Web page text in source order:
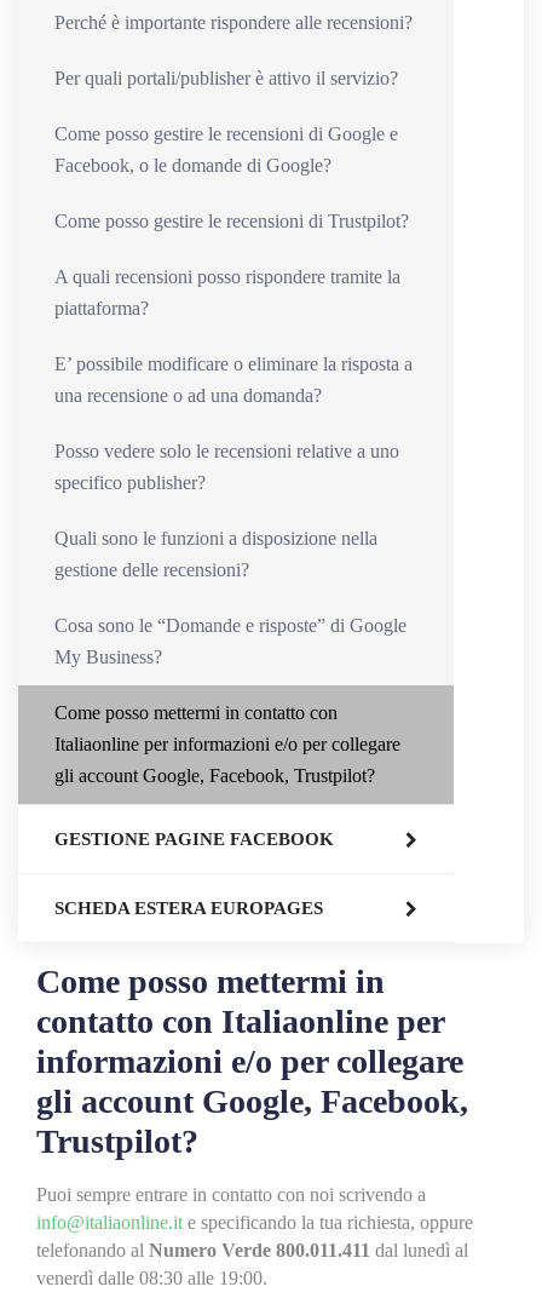
Perché è importante rispondere alle recensioni?
Per quali portali/publisher è attivo il servizio?
Come posso gestire le recensioni di Google e
Facebook, o le domande di Google?
Come posso gestire le recensioni di Trustpilot?
A quali recensioni posso rispondere tramite la
piattaforma?
E’ possibile modificare o eliminare la risposta a
una recensione o ad una domanda?
Posso vedere solo le recensioni relative a uno
specifico publisher?
Quali sono le funzioni a disposizione nella
gestione delle recensioni?
Cosa sono le “Domande e risposte” di Google
My Business?
Come posso mettermi in contatto con
Italiaonline per informazioni e/o per collegare
gli account Google, Facebook, Trustpilot?
GESTIONE PAGINE FACEBOOK
SCHEDA ESTERA EUROPAGES
Come posso mettermi in
contatto con Italiaonline per
informazioni e/o per collegare
gli account Google, Facebook,
Trustpilot?
Puoi sempre entrare in contatto con noi scrivendo a
info@italiaonline.it e specificando la tua richiesta, oppure
telefonando al Numero Verde 800.011.411 dal lunedì al
venerdì dalle 08:30 alle 19:00.